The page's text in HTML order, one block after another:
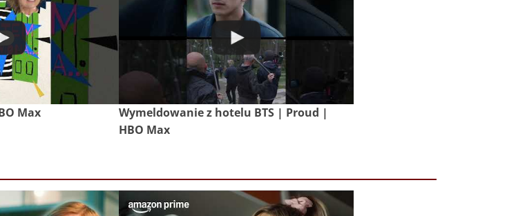
Max
Wymeldowanie z hotelu BTS | Proud |
HBO Max